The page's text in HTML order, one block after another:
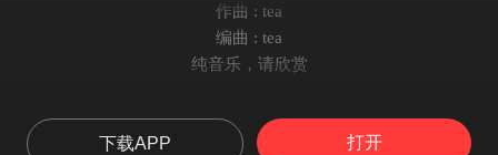
作曲 : tea
编曲 : tea
纯音乐，请欣赏
下载APP 打开